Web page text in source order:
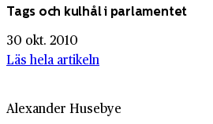
Tags och kulhål i parlamentet
30 okt. 2010
Läs hela artikeln
Alexander Husebye